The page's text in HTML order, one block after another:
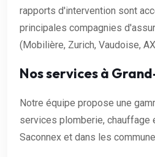
rapports d'intervention sont
principales compagnies
(Mobilière, Zurich, Vaudoise,
Nos services à
Notre équipe propose une
services plomberie, chauffage
Saconnex et dans les